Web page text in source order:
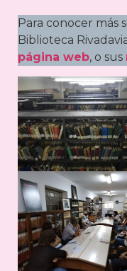
Para conocer más
Biblioteca
página web, o sus